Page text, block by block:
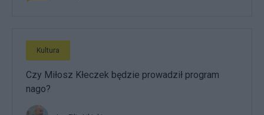
Kultura
Czy Miłosz Kłeczek będzie prowadził program
nago?